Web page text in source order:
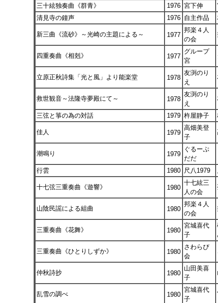
三十絃独奏曲《群青》
1976 宮下伸
清見寺の鐘声
1976 自主作品
新三曲《流砂》～光崎の主題による～ 1977
邦楽４人
の会
四重奏曲《相剋》 1977
グループ
宮
立原正秋詩集「光と風」より能楽堂 1978
友渕のり
え
救世観音～法隆寺夢殿にて～ 1978
友渕のり
え
三弦と箏の為の対話 1979 杵屋静子
佳人 1979
高畑美登
子
潮鳴り 1979
ぐるーぷ
だだ
行雲 1980 尺八1979
十七弦三重奏曲《遊響》 1980
十七絃三
人の会
山陰民謡による組曲 1980
邦楽４人
の会
三重奏曲《花舞》 1980
宮城喜代
子
三重奏曲《ひとりしずか》 1980
さわらび
会
仲秋詩抄 1980
山田美喜
子
乱雪の調べ 1980
宮城喜代
子